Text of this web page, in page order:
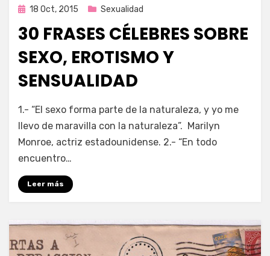
Publicada
18 Oct, 2015 Sexualidad
30 FRASES CÉLEBRES SOBRE
SEXO, EROTISMO Y
SENSUALIDAD
por Enrique
1.- “El sexo forma parte de la naturaleza, y yo me
llevo de maravilla con la naturaleza”. Marilyn
Monroe, actriz estadounidense. 2.- “En todo
encuentro…
Leer más